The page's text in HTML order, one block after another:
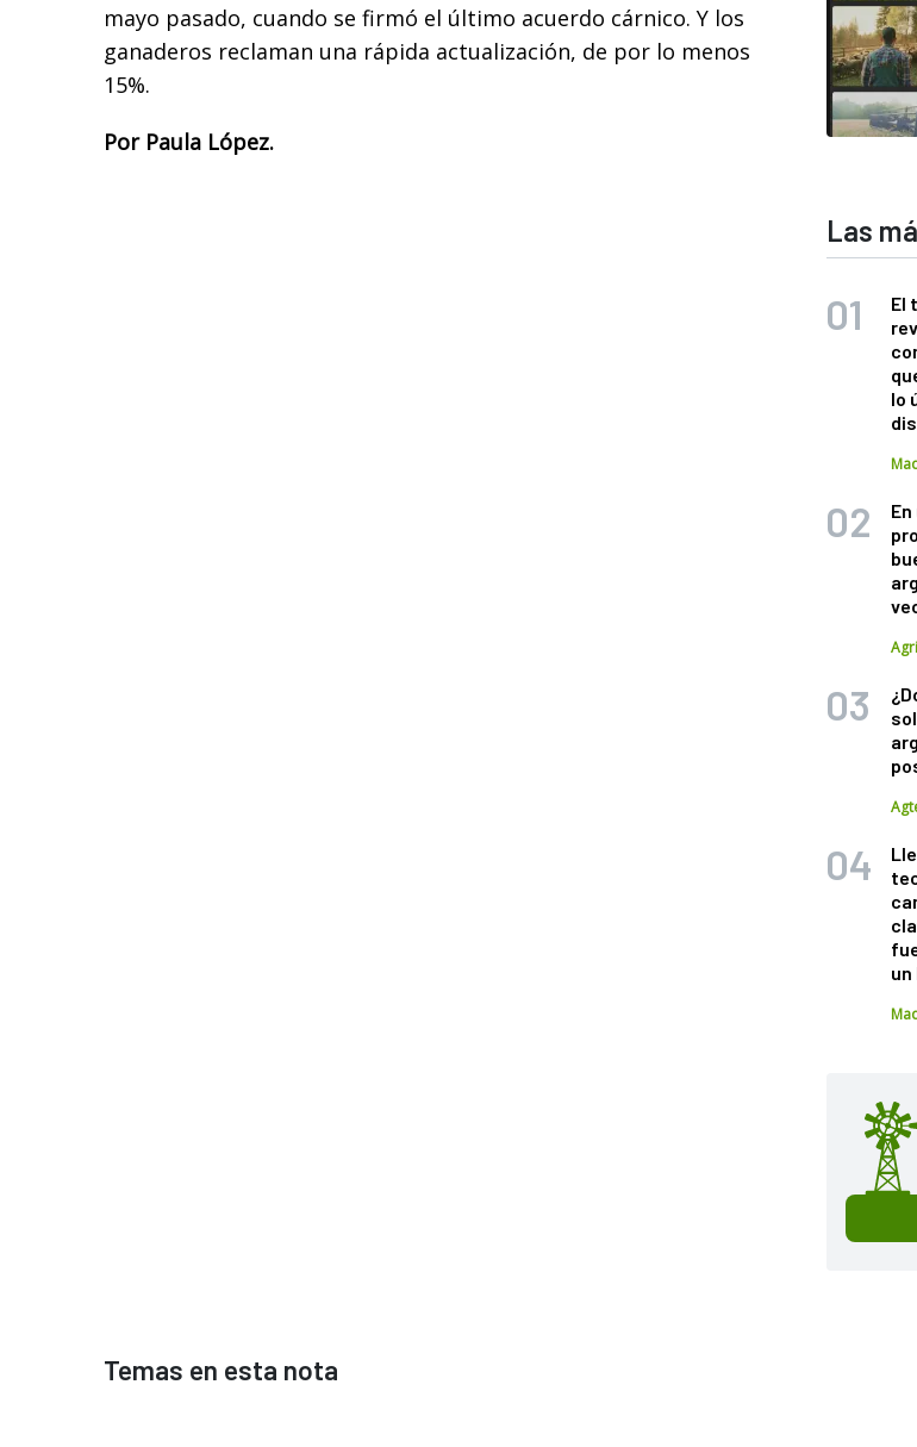
mayo pasado, cuando se firmó el último acuerdo cárnico. Y los
ganaderos reclaman una rápida actualización, de por lo menos
15%.
Por Paula López.
Las
El
lo
un
Temas en esta nota